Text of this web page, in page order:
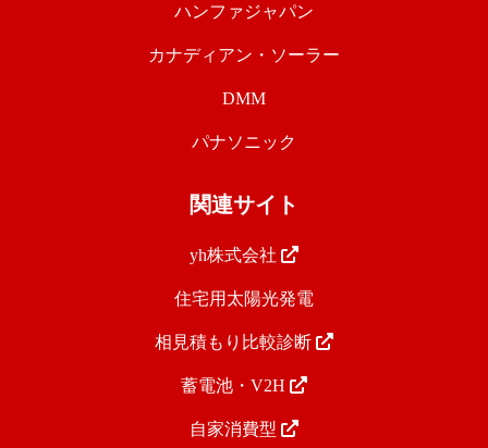
ハンファジャパン
カナディアン・ソーラー
DMM
パナソニック
関連サイト
yh株式会社
住宅用太陽光発電
相見積もり比較診断
蓄電池・V2H
自家消費型